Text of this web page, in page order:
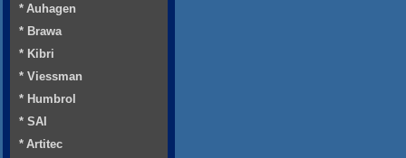
* Auhagen
* Brawa
* Kibri
* Viessman
* Humbrol
* SAI
* Artitec